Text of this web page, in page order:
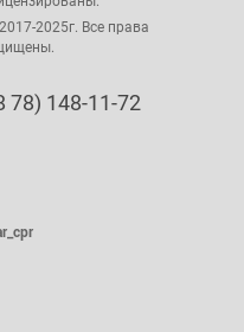
2025г. Все права
78) 148-11-72